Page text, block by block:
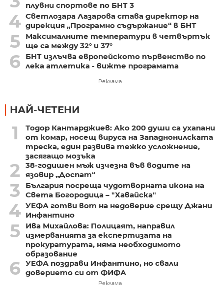
плувни спортове по БНТ 3
4 Светлозара Лазарова става директор на
дирекция „Програмно съдържание“ в БНТ
5
Максималните температури в четвъртък
ще са между 32° и 37°
6
БНТ излъчва европейското първенство по
лека атлетика - вижте програмата
Реклама
НАЙ-ЧЕТЕНИ
1
Тодор Кантарджиев: Ако 200 души са ухапани
от комар, носещ вируса на Западнонилската
треска, един развива тежко усложнение,
засягащо мозъка
2
38-годишен мъж изчезна във водите на
язовир „Доспат“
3
България посреща чудотворната икона на
Света Богородица – "Хавайска"
4 УЕФА готви вот на недоверие срещу Джани
Инфантино
5
Ива Михайлова: Полицаят, направил
измерванията за експертизата на
прокуратурата, няма необходимото
образование
6 УЕФА поздрави Инфантино, но свали
доверието си от ФИФА
Реклама